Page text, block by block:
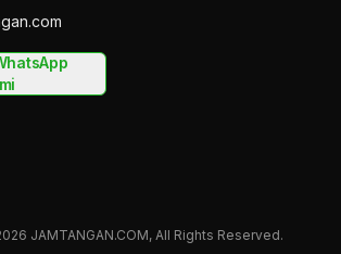
JAMTANGAN.COM, All Rights Reserved.